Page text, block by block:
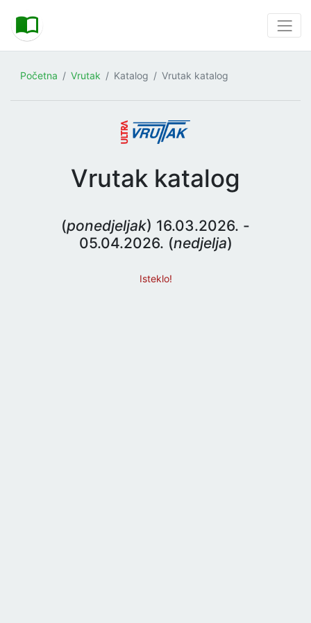
Početna Vrutak Katalog Vrutak katalog
Vrutak katalog
(ponedjeljak) 16.03.2026. -
05.04.2026. (nedjelja)
Isteklo!